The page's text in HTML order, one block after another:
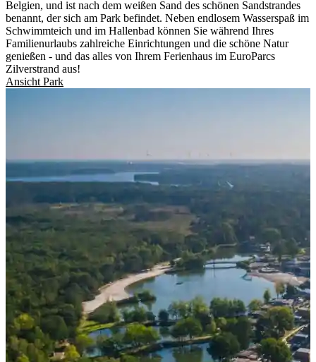
Belgien, und ist nach dem weißen Sand des schönen Sandstrandes
benannt, der sich am Park befindet. Neben endlosem Wasserspaß im
Schwimmteich und im Hallenbad können Sie während Ihres
Familienurlaubs zahlreiche Einrichtungen und die schöne Natur
genießen - und das alles von Ihrem Ferienhaus im EuroParcs
Zilverstrand aus!
Ansicht Park